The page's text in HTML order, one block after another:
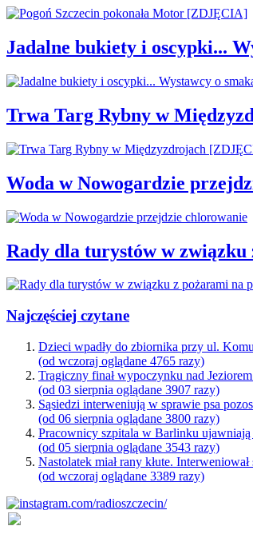
Jadalne bukiety i oscypki...
Trwa Targ Rybny w
Woda w Nowogardzie
Rady dla turystów w
Najczęściej czytane
Dzieci wpadły do zbiornika przy ul.
(od wczoraj oglądane 4765 razy)
Tragiczny finał wypoczynku nad
(od 03 sierpnia oglądane 3907 razy)
Sąsiedzi interweniują w sprawie psa
(od 06 sierpnia oglądane 3800 razy)
Pracownicy szpitala w Barlinku
(od 05 sierpnia oglądane 3543 razy)
Nastolatek miał rany kłute.
(od wczoraj oglądane 3389 razy)